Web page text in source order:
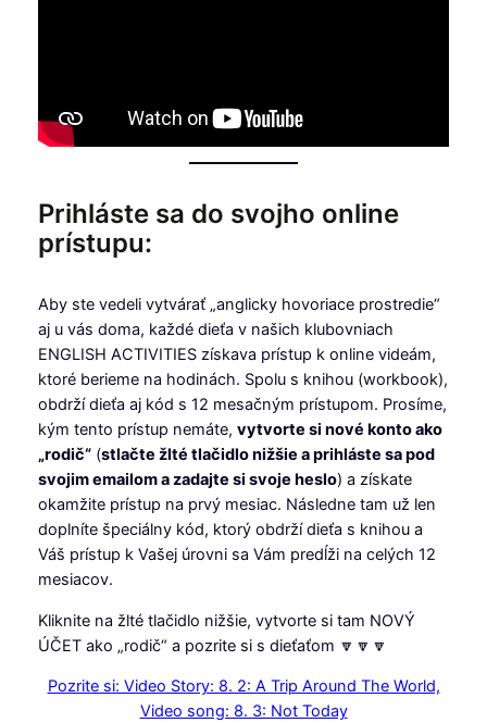
Prihláste sa do svojho online
prístupu:
Aby ste vedeli vytvárať „anglicky hovoriace prostredie“
aj u vás doma, každé dieťa v našich klubovniach
ENGLISH ACTIVITIES získava prístup k online videám,
ktoré berieme na hodinách. Spolu s knihou (workbook),
obdrží dieťa aj kód s 12 mesačným prístupom. Prosíme,
kým tento prístup nemáte, vytvorte si nové konto ako
„rodič“(stlačte žlté tlačidlo nižšie a prihláste sa pod
svojim emailom a zadajte si svoje heslo) a získate
okamžite prístup na prvý mesiac. Následne tam už len
doplníte špeciálny kód, ktorý obdrží dieťa s knihou a
Váš prístup k Vašej úrovni sa Vám predĺži na celých 12
mesiacov.
Kliknite na žlté tlačidlo nižšie, vytvorte si tam NOVÝ
ÚČET ako „rodič“ a pozrite si s dieťaťom 🔽🔽🔽
Pozrite si: Video Story: 8. 2: A Trip Around The World,
Video song: 8. 3: Not Today